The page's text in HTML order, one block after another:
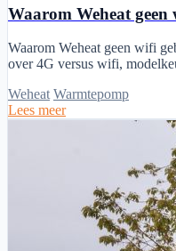
Waarom Weheat
Waarom Weheat geen wifi
over 4G versus wifi,
Weheat Warmtepomp
Lees meer